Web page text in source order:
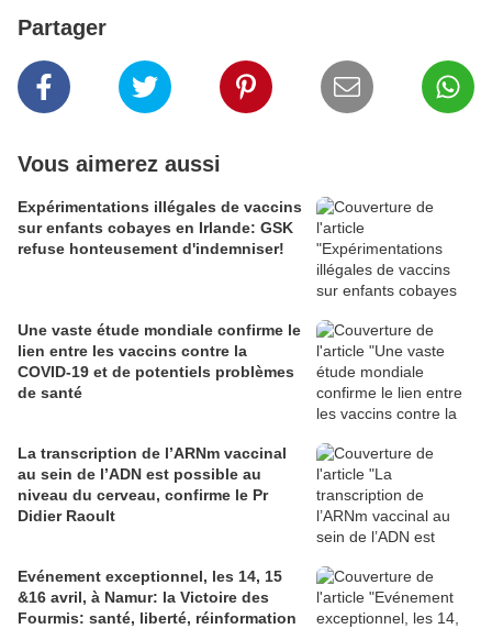
Partager
Vous aimerez aussi
Expérimentations illégales de vaccins
sur enfants cobayes en Irlande: GSK
refuse honteusement d'indemniser!
Une vaste étude mondiale confirme le
lien entre les vaccins contre la
COVID-19 et de potentiels problèmes
de santé
La transcription de l’ARNm vaccinal
au sein de l’ADN est possible au
niveau du cerveau, confirme le Pr
Didier Raoult
Evénement exceptionnel, les 14, 15
&16 avril, à Namur: la Victoire des
Fourmis: santé, liberté, réinformation